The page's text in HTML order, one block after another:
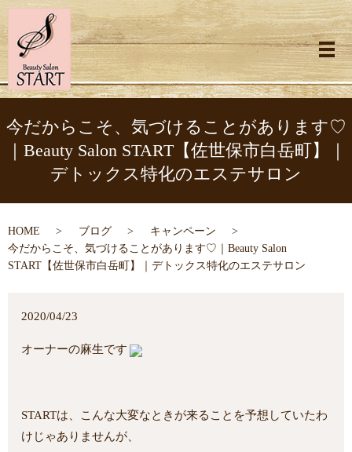
メ
今だからこそ、気づけることがあります♡
｜Beauty Salon START【佐世保市白岳町】｜
デトックス特化のエステサロン
HOME ブログ
キャンペーン
今だからこそ、気づけることがあります♡｜Beauty Salon
START【佐世保市白岳町】｜デトックス特化のエステサロン
2020/04/23
オーナーの麻生です
STARTは、こんな大変なときが来ることを予想していたわ
けじゃありませんが、